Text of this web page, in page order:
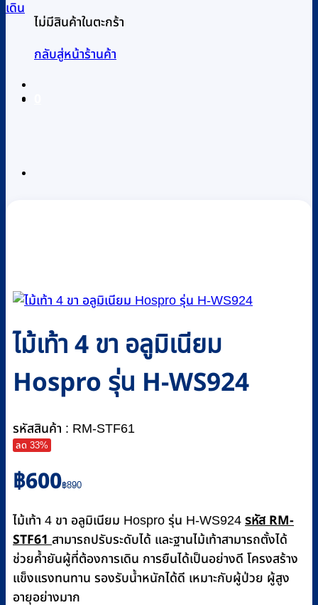
ไม่มีสินค้าในตะกร้า
กลับสู่หน้าร้านค้า
เดิน
ไม้เท้า 4 ขา อลูมิเนียม
Hospro รุ่น H-WS924
รหัสสินค้า : RM-STF61
ลด 33%
฿890
Original
price
฿890.
฿600
Current
price
฿600.
ไม้เท้า 4 ขา อลูมิเนียม Hospro รุ่น H-WS924 รหัส RM-
STF61 สามารถปรับระดับได้ และฐานไม้เท้าสามารถตั้งได้
ช่วยค้ำยันผู้ที่ต้องการเดิน การยืนได้เป็นอย่างดี โครงสร้าง
แข็งแรงทนทาน รองรับน้ำหนักได้ดี เหมาะกับผู้ป่วย ผู้สูง
อายุอย่างมาก